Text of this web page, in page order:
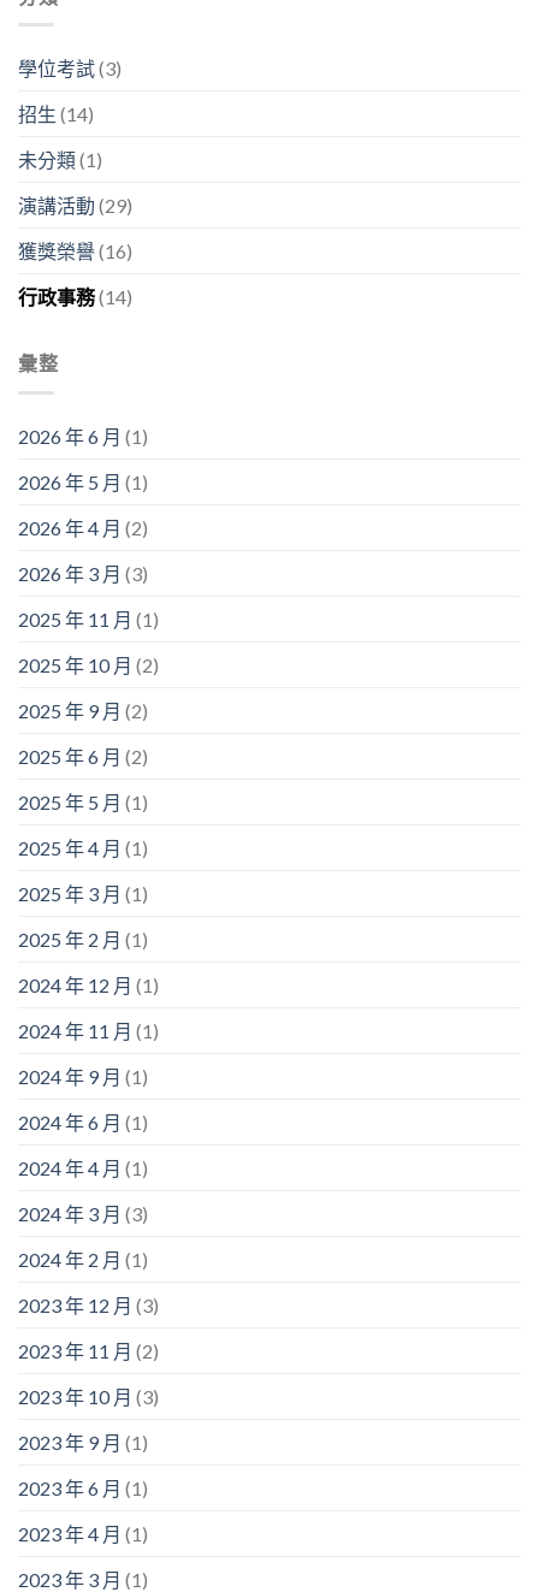
廊
舉
中
中
後
幹
中
享
看
板
文
賽〉
授
系
演
中
學位考試(3)
招生 (14)
未分類(1)
演講活動 (29)
獲獎榮譽(16)
行政事務(14)
彙整
2026 年 6 月 (1)
2026 年 5 月 (1)
2026 年 4 月 (2)
2026 年 3 月 (3)
2025 年 11 月 (1)
2025 年 10 月 (2)
2025 年 9 月 (2)
2025 年 6 月 (2)
2025 年 5 月 (1)
2025 年 4 月 (1)
2025 年 3 月 (1)
2025 年 2 月 (1)
2024 年 12 月 (1)
2024 年 11 月 (1)
2024 年 9 月 (1)
2024 年 6 月 (1)
2024 年 4 月 (1)
2024 年 3 月 (3)
2024 年 2 月 (1)
2023 年 12 月 (3)
2023 年 11 月 (2)
2023 年 10 月 (3)
2023 年 9 月 (1)
2023 年 6 月 (1)
2023 年 4 月 (1)
2023 年 3 月 (1)